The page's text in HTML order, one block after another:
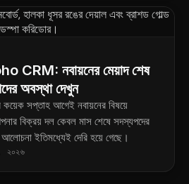
নবায়নের মেয়াদ শেষ
অবস্থা দেখুন
কয়েক সপ্তাহ আগেই নবায়নের বিষয়ে
বিক্রয় দল কেবল মাস শেষে সদস্যপদের
ইতিমধ্যেই দেরি হয়ে গেছে।
২০২৬